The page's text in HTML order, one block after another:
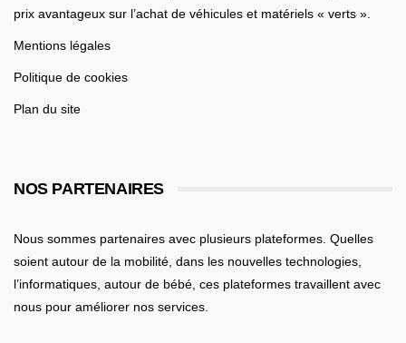
prix avantageux sur l’achat de véhicules et matériels « verts ».
Mentions légales
Politique de cookies
Plan du site
NOS PARTENAIRES
Nous sommes partenaires avec plusieurs plateformes. Quelles
soient autour de la mobilité , dans les nouvelles technologies,
l’informatiques, autour de bébé , ces plateformes travaillent avec
nous pour améliorer nos services.